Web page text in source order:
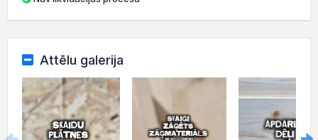
Attēlu galerija